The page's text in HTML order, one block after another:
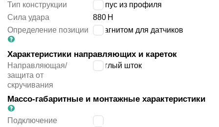
Тип конструкции
корпус из профиля
Сила удара
880 Н
Определение позиции
с магнитом для датчиков
Характеристики направляющих и кареток
Направляющая/
защита от
скручивания
круглый шток
Массо-габаритные и монтажные характеристики
Подключение